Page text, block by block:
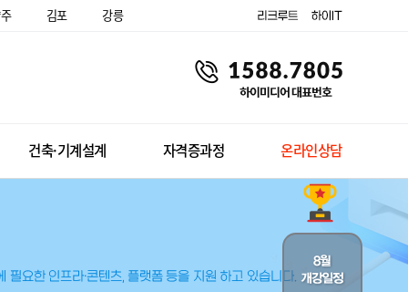
김포 강릉
건축·기계설계 자격증과정 온라인상담